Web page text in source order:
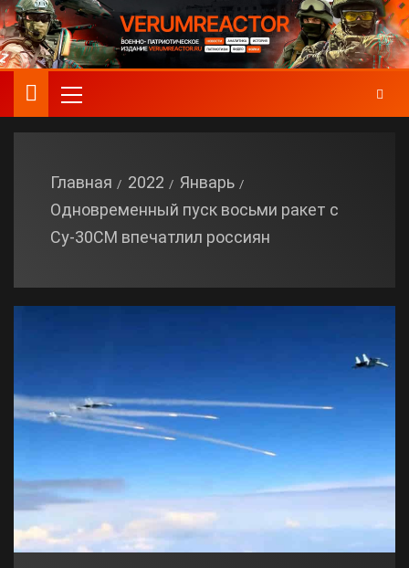
Главная 2022
Январь
Одновременный пуск восьми ракет с
Су-30СМ впечатлил россиян